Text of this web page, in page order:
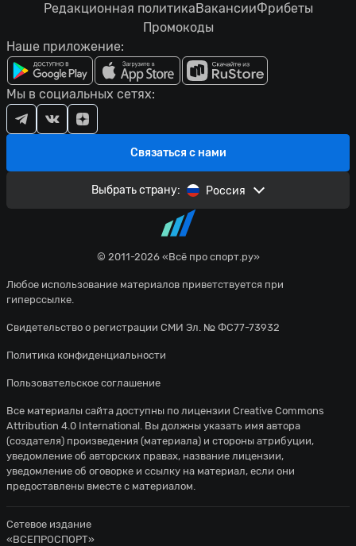
© 2011-2026 «Всё про спорт.ру»
Любое использование материалов приветствуется при
гиперссылке.
Свидетельство о регистрации СМИ Эл. № ФС77-73932
Политика конфиденциальности
Пользовательское соглашение
Редакционная политикаВакансииФрибеты
Промокоды
Наше приложение:
Связаться с нами
Мы в социальных сетях:
Выбрать страну: Россия
Все материалы сайта доступны по лицензии Creative Commons
Attribution 4.0 International. Вы должны указать имя автора
(создателя) произведения (материала) и стороны атрибуции,
уведомление об авторских правах, название лицензии,
уведомление об оговорке и ссылку на материал, если они
предоставлены вместе с материалом.
Сетевое издание
«ВСЕПРОСПОРТ»